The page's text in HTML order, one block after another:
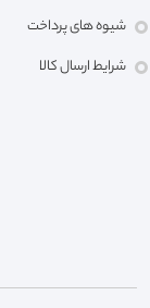
شیوه های پرداخت
شرایط ارسال کالا